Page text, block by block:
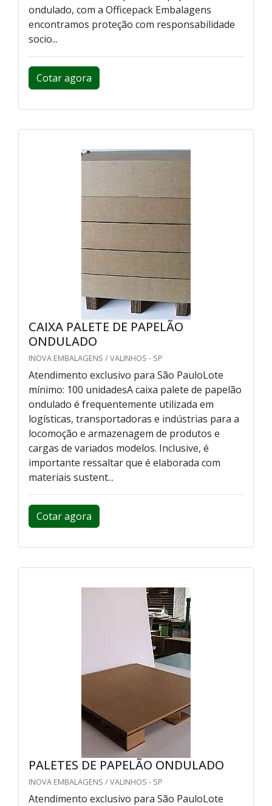
ondulado, com a Officepack Embalagens
encontramos proteção com responsabilidade
socio...
Cotar agora
CAIXA PALETE DE PAPELÃO
ONDULADO
INOVA EMBALAGENS / VALINHOS - SP
Atendimento exclusivo para São PauloLote
mínimo: 100 unidadesA caixa palete de papelão
ondulado é frequentemente utilizada em
logísticas, transportadoras e indústrias para a
locomoção e armazenagem de produtos e
cargas de variados modelos. Inclusive, é
importante ressaltar que é elaborada com
materiais sustent...
Cotar agora
PALETES DE PAPELÃO ONDULADO
INOVA EMBALAGENS / VALINHOS - SP
Atendimento exclusivo para São PauloLote